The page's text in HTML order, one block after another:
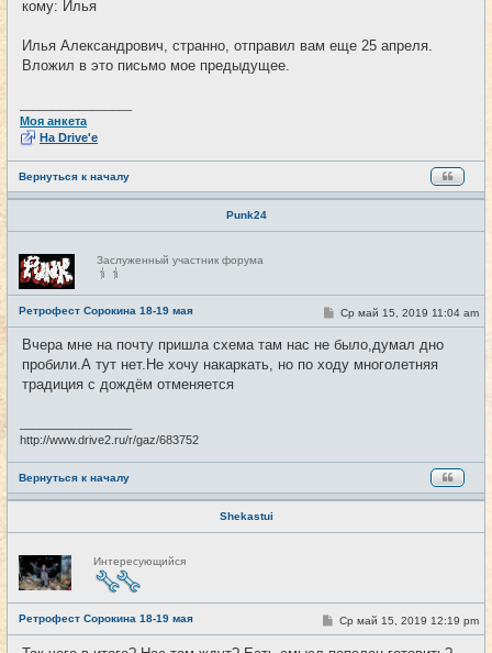
кому: Илья
Илья Александрович, странно, отправил вам еще 25 апреля.
Вложил в это письмо мое предыдущее.
Моя анкета
На Drive'e
Вернуться к началу
Punk24
Н
е
в
с
е
т
и
Заслуженный участник форума
Ретрофест Сорокина 18-19 мая #9
С
о
о
б
щ
Ср май 15, 2019 11:04 am
Вчера мне на почту пришла схема там нас не было,думал дно
пробили.А тут нет.Не хочу накаркать, но по ходу многолетняя
традиция с дождём отменяется
http://www.drive2.ru/r/gaz/683752
Вернуться к началу
Shekastui
Н
е
в
с
е
т
и
Интересующийся
Ретрофест Сорокина 18-19 мая #10
С
о
Ср май 15, 2019 12:19 pm